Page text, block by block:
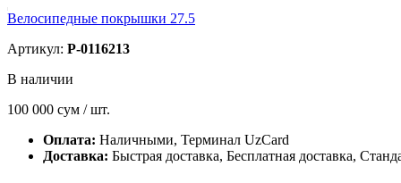
Велосипедные покрышки 27.5
Артикул: P-0116213
В наличии
100 000 сум / шт.
Оплата: Наличными, Терминал UzCard
Доставка: Быстрая доставка, Бесплатная доставка,